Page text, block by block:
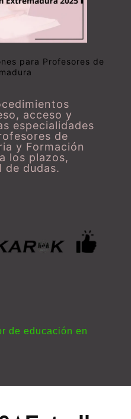
para Profesores de
acceso y
especialidades
de
y Formación
los plazos,
de dudas.
de educación en